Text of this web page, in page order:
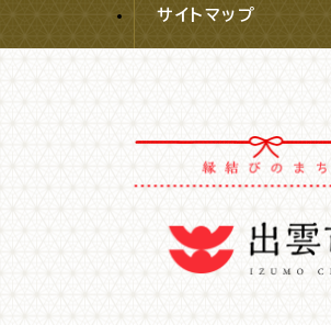
サイトマップ